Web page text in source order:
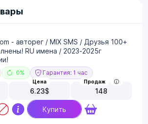
- авторег / MIX SMS / Друзья 100+
RU имена / 2023-2025г
0% Гарантия: 1 час
Цена
6.23$
Продаж
148
Купить